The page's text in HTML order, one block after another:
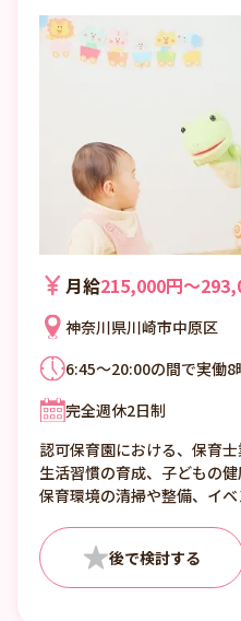
月給215,000円〜
神奈川県川崎市中原区
6:45～20:00の間で実働
ト例＞ 6:45～15:45 8:00
し
完全週休2日制
認可保育園における、保育
生活習慣の育成、子どもの
保育環境の清掃や整備、イ